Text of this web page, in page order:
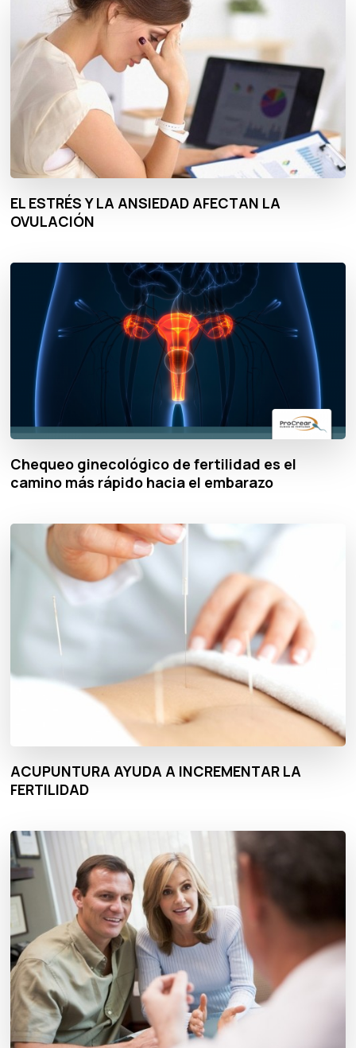
EL ESTRÉS Y LA ANSIEDAD AFECTAN LA
OVULACIÓN
Chequeo ginecológico de fertilidad es el
camino más rápido hacia el embarazo
ACUPUNTURA AYUDA A INCREMENTAR LA
FERTILIDAD